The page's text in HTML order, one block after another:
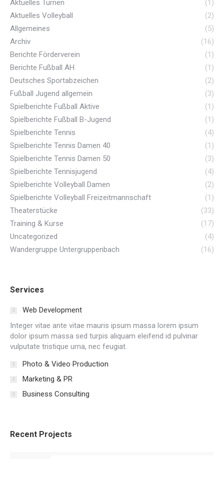
Aktuelles Turnen
(1)
Aktuelles Volleyball
(2)
Allgemeines
(5)
Archiv
(16)
Berichte Förderverein
(1)
Berichte Fußball AH
(1)
Deutsches Sportabzeichen
(2)
Fußball Jugend allgemein
(3)
Spielberichte Fußball Aktive
(1)
Spielberichte Fußball B-Jugend
(1)
Spielberichte Tennis
(4)
Spielberichte Tennis Damen 40
(1)
Spielberichte Tennis Damen 50
(3)
Spielberichte Tennisjugend
(4)
Spielberichte Volleyball Damen
(2)
Spielberichte Volleyball Freizeitmannschaft
(1)
Theaterstücke
(33)
Training & Kurse
(17)
Uncategorized
(4)
Wandergruppe Untergruppenbach
(16)
Services
Web Development
Integer vitae ante vitae mauris ipsum massa lorem ipsum
dolor ipsum massa sed turpis aliquam eleifend id pulvinar
vulputate tristique urna, nec feugiat.
Photo & Video Production
Marketing & PR
Business Consulting
Recent Projects